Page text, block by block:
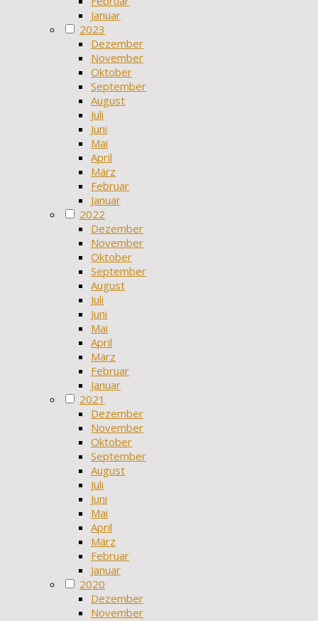
Januar
2023
Dezember
November
Oktober
September
August
Juli
Juni
Mai
April
März
Februar
Januar
2022
Dezember
November
Oktober
September
August
Juli
Juni
Mai
April
März
Februar
Januar
2021
Dezember
November
Oktober
September
August
Juli
Juni
Mai
April
März
Februar
Januar
2020
Dezember
November